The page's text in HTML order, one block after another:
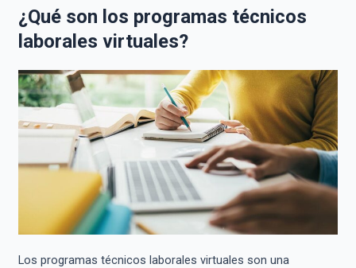
¿Qué son los programas técnicos
laborales virtuales?
Los programas técnicos laborales virtuales son una